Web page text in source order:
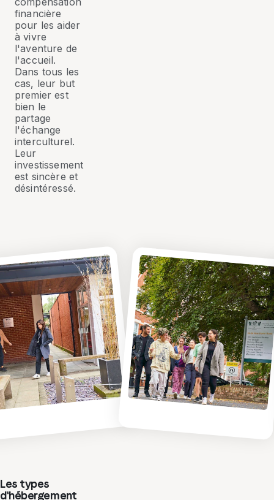
financière
pour les aider
à vivre
l'aventure de
l'accueil.
Dans tous les
cas, leur but
premier est
bien le
partage
l'échange
interculturel.
Leur
investissement
est sincère et
désintéressé.
Les types
d'hébergement